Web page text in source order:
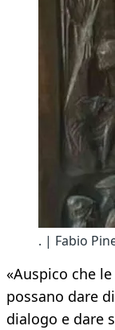
. | Fabio
«Auspico che
possano dare
dialogo e dare